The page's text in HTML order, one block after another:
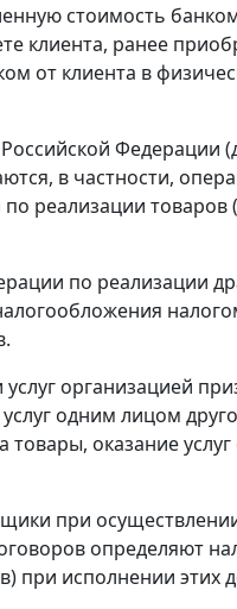
стоимость
клиента, ранее
от клиента в
Федерации
в частности,
реализации товаров
по реализации
организацией
одним лицом
оказание
при
определяют
при исполнении этих